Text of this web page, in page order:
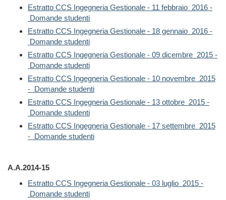
Estratto CCS Ingegneria Gestionale - 11 febbraio 2016 -
Domande studenti
Estratto CCS Ingegneria Gestionale - 18 gennaio 2016 -
Domande studenti
Estratto CCS Ingegneria Gestionale - 09 dicembre 2015 -
Domande studenti
Estratto CCS Ingegneria Gestionale - 10 novembre 2015
- Domande studenti
Estratto CCS Ingegneria Gestionale - 13 ottobre 2015 -
Domande studenti
Estratto CCS Ingegneria Gestionale - 17 settembre 2015
- Domande studenti
A.A.2014-15
Estratto CCS Ingegneria Gestionale - 03 luglio 2015 -
Domande studenti